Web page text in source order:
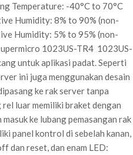
Temperature: -40°C to 70°C
Humidity: 8% to 90% (non-
Humidity: 5% to 95% (non-
1023US-TR4 1023US-
untuk aplikasi padat. Seperti
ini juga menggunakan desain
ke rak server tanpa
luar memiliki braket dengan
ke lubang pemasangan rak
panel kontrol di sebelah kanan,
dan reset, dan enam LED: